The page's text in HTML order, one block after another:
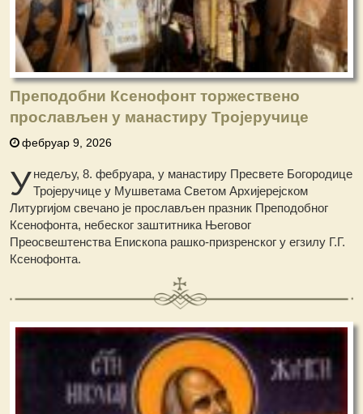
Преподобни Ксенофонт торжествено
прослављен у манастиру Тројеручице
фебруар 9, 2026
Унедељу, 8. фебруара, у манастиру Пресвете Богородице
Тројеручице у Мушветама Светом Архијерејском
Литургијом свечано је прослављен празник Преподобног
Ксенофонта, небеског заштитника Његовог
Преосвештенства Епископа рашко-призренског у егзилу Г.Г.
Ксенофонта.